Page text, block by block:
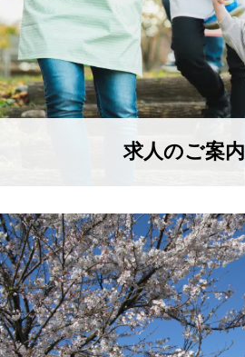
求人のご案内